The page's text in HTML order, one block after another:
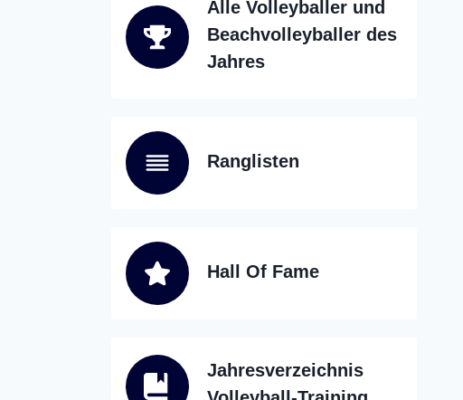
Alle Volleyballer und
Beachvolleyballer des
Jahres
Ranglisten
Hall Of Fame
Jahresverzeichnis